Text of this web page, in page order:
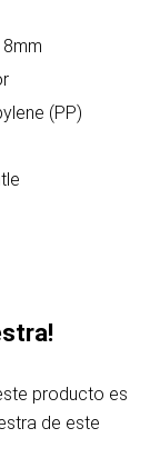
(PP)
producto es
de este